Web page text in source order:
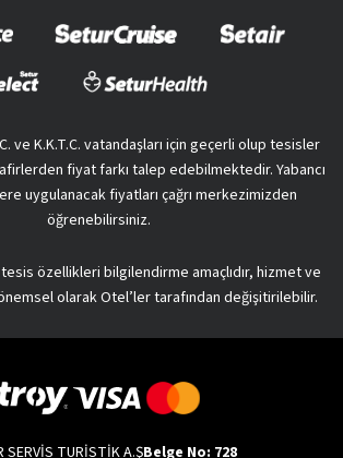
ve K.K.T.C. vatandaşları için geçerli olup tesisler
fiyat farkı talep edebilmektedir. Yabancı
uygulanacak fiyatları çağrı merkezimizden
öğrenebilirsiniz.
özellikleri bilgilendirme amaçlıdır, hizmet ve
olarak Otel’ler tarafından değişitirilebilir.
SERVİS TURİSTİK A.ŞBelge No: 728